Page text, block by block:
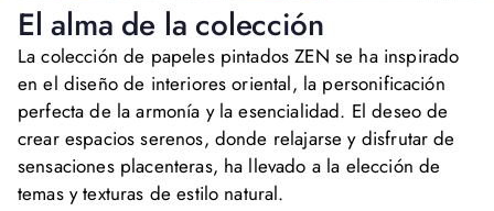
El alma de la colección
La colección de papeles pintados ZEN se ha inspirado
en el diseño de interiores oriental, la personificación
perfecta de la armonía y la esencialidad. El deseo de
crear espacios serenos, donde relajarse y disfrutar de
sensaciones placenteras, ha llevado a la elección de
temas y texturas de estilo natural.